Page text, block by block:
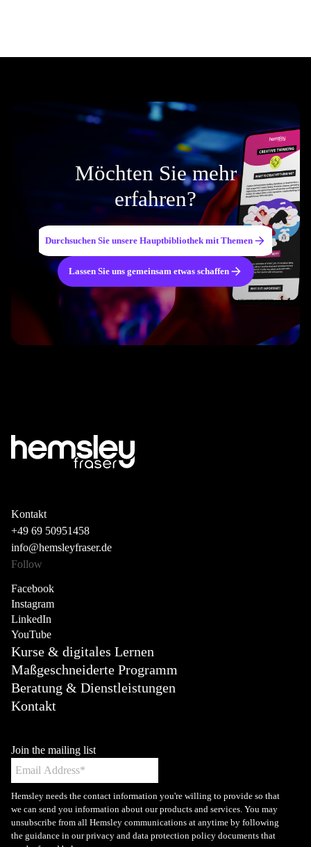
Möchten Sie mehr
erfahren?
Durchsuchen Sie unsere Hauptbibliothek mit Themen
Lassen Sie uns gemeinsam etwas schaffen
Kontakt
+49 69 50951458
info@hemsleyfraser.de
Follow
Facebook
Instagram
LinkedIn
YouTube
Kurse & digitales Lernen
Maßgeschneiderte Programm
Beratung & Dienstleistungen
Kontakt
Join the mailing list
Hemsley needs the contact information you're willing to provide so that
we can send you information about our products and services. You may
unsubscribe from all Hemsley communications at anytime by following
the guidance in our privacy and data protection policy documents that